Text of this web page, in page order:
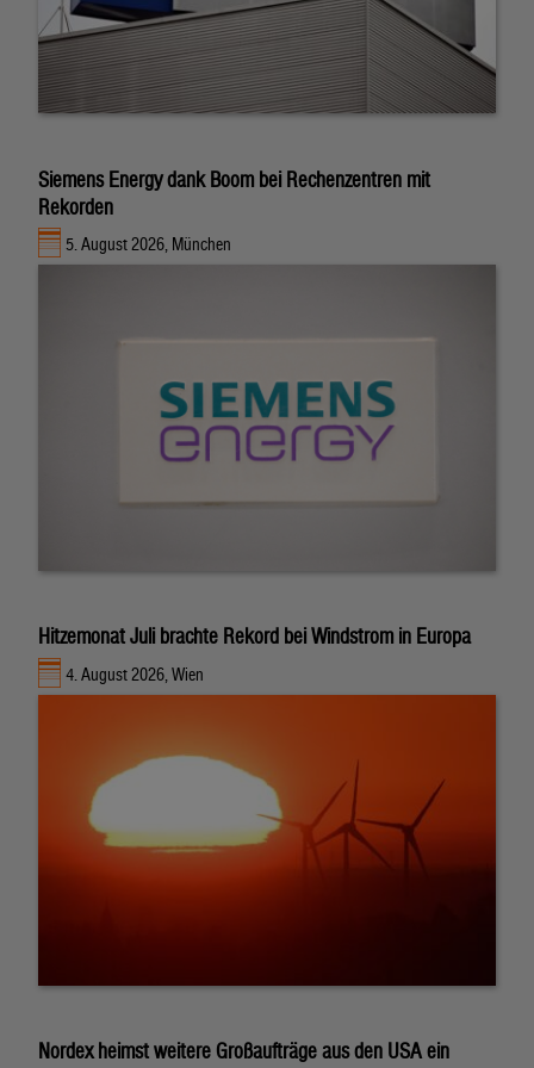
Siemens Energy dank Boom bei Rechenzentren mit
Rekorden
5. August 2026, München
Hitzemonat Juli brachte Rekord bei Windstrom in Europa
4. August 2026, Wien
Nordex heimst weitere Großaufträge aus den USA ein